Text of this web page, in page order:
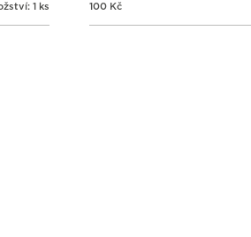
1 ks 100 Kč